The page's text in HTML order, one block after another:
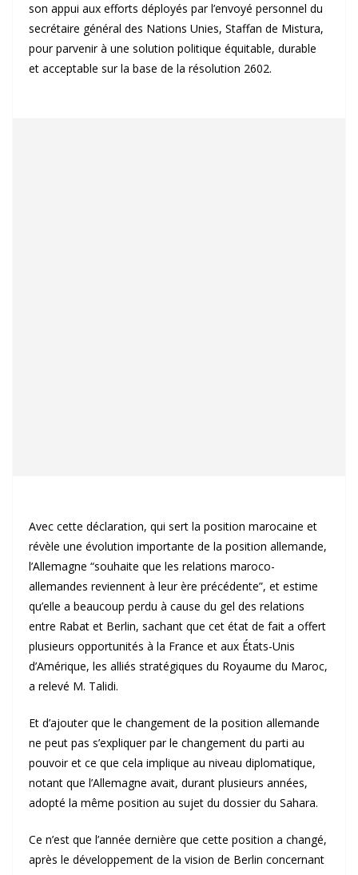
son appui aux efforts déployés par l’envoyé personnel du
secrétaire général des Nations Unies, Staffan de Mistura,
pour parvenir à une solution politique équitable, durable
et acceptable sur la base de la résolution 2602.
Avec cette déclaration, qui sert la position marocaine et
révèle une évolution importante de la position allemande,
l’Allemagne “souhaite que les relations maroco-
allemandes reviennent à leur ère précédente”, et estime
qu’elle a beaucoup perdu à cause du gel des relations
entre Rabat et Berlin, sachant que cet état de fait a offert
plusieurs opportunités à la France et aux États-Unis
d’Amérique, les alliés stratégiques du Royaume du Maroc,
a relevé M. Talidi.
Et d’ajouter que le changement de la position allemande
ne peut pas s’expliquer par le changement du parti au
pouvoir et ce que cela implique au niveau diplomatique,
notant que l’Allemagne avait, durant plusieurs années,
adopté la même position au sujet du dossier du Sahara.
Ce n’est que l’année dernière que cette position a changé,
après le développement de la vision de Berlin concernant